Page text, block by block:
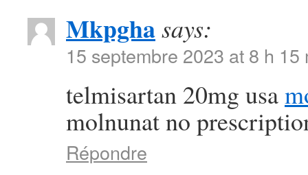
Mkpghasays:
15 septembre 2023 at 8 h 15
telmisartan 20mg usa
molnunat no
Répondre